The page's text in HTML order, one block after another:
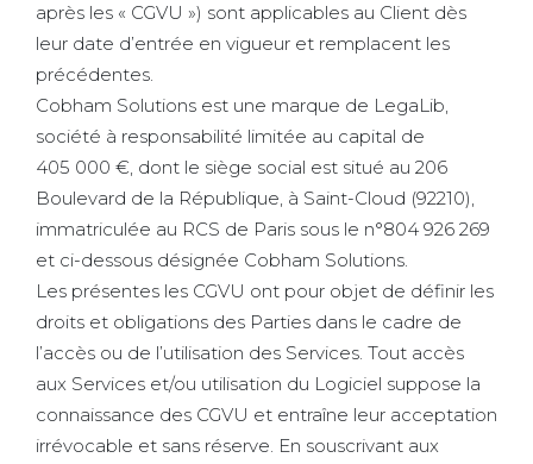
après les « CGVU ») sont applicables au Client dès
leur date d’entrée en vigueur et remplacent les
précédentes.
Cobham Solutions est une marque de LegaLib,
société à responsabilité limitée au capital de
405 000 €, dont le siège social est situé au 206
Boulevard de la République, à Saint-Cloud (92210),
immatriculée au RCS de Paris sous le n°804 926 269
et ci-dessous désignée Cobham Solutions.
Les présentes les CGVU ont pour objet de définir les
droits et obligations des Parties dans le cadre de
l’accès ou de l’utilisation des Services. Tout accès
aux Services et/ou utilisation du Logiciel suppose la
connaissance des CGVU et entraîne leur acceptation
irrévocable et sans réserve. En souscrivant aux